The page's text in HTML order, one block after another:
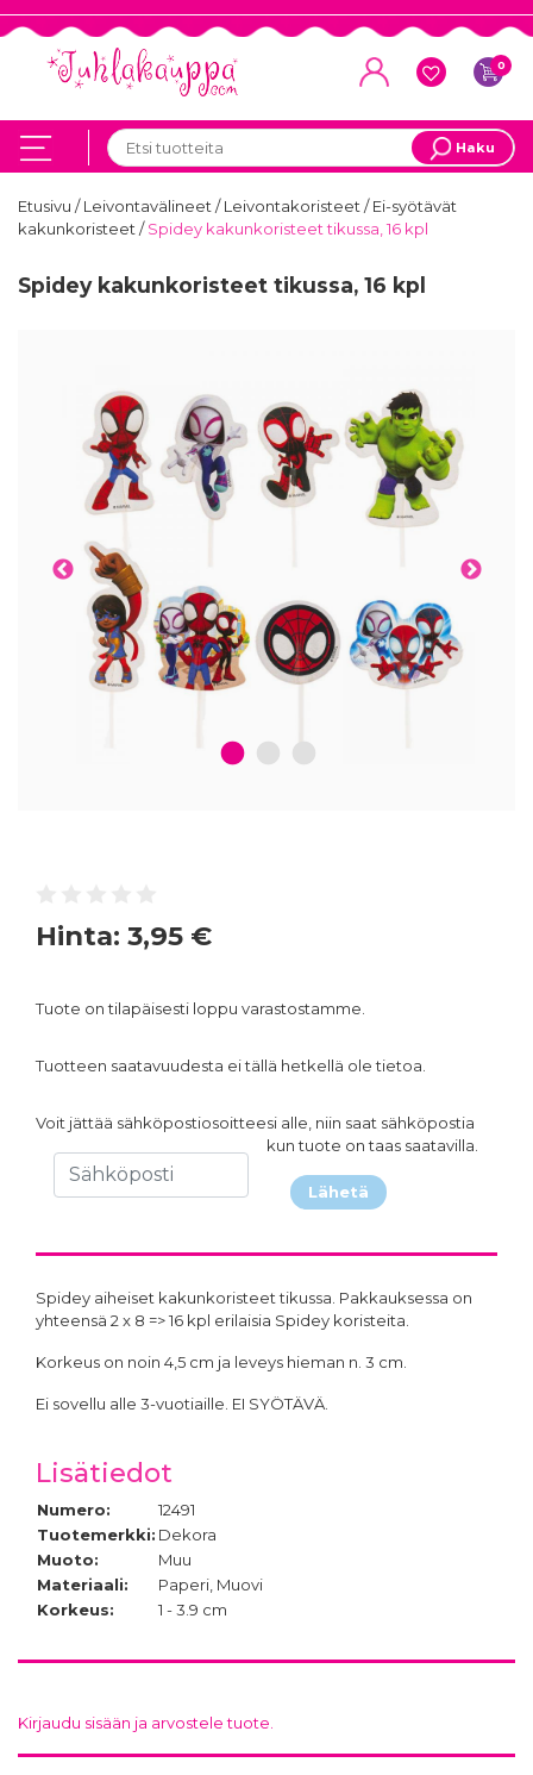
0
Haku
Etusivu /Leivontavälineet/Leivontakoristeet/Ei-syötävät
kakunkoristeet/Spidey kakunkoristeet tikussa, 16 kpl
Spidey kakunkoristeet tikussa, 16 kpl
1 2 3
Hinta: 3,95 €
Tuote on tilapäisesti loppu varastostamme.
Tuotteen saatavuudesta ei tällä hetkellä ole tietoa.
Voit jättää sähköpostiosoitteesi alle, niin saat sähköpostia
kun tuote on taas saatavilla.
Lähetä
Spidey aiheiset kakunkoristeet tikussa. Pakkauksessa on
yhteensä 2 x 8 => 16 kpl erilaisia Spidey koristeita.
Korkeus on noin 4,5 cm ja leveys hieman n. 3 cm.
Ei sovellu alle 3-vuotiaille. EI SYÖTÄVÄ.
Lisätiedot
Numero:
12491
Tuotemerkki: Dekora
Muoto:
Muu
Materiaali:
Paperi, Muovi
Korkeus:
1 - 3.9 cm
Kirjaudu sisään ja arvostele tuote.